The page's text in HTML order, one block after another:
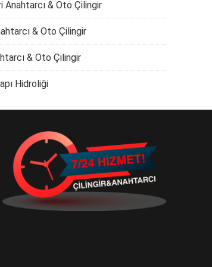
Anahtarcı & Oto Çilingir
& Oto Çilingir
& Oto Çilingir
Hidroliği